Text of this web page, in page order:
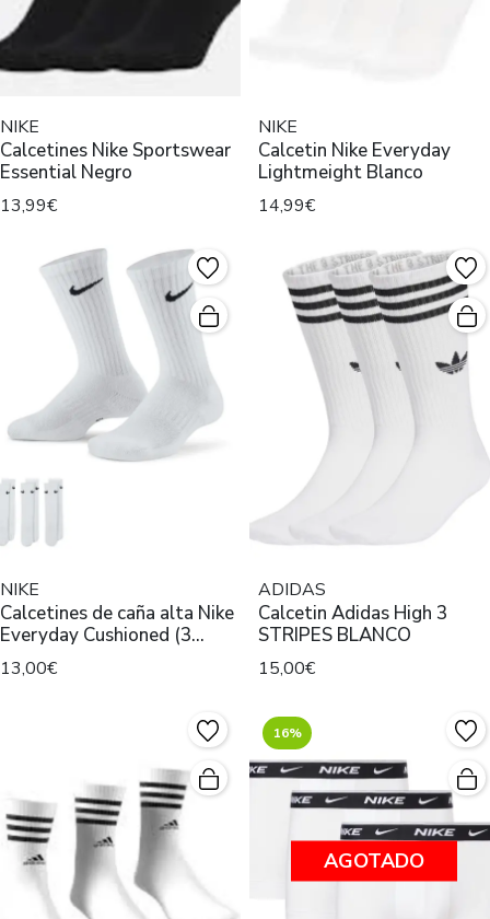
NIKE
Calcetines Nike Sportswear
Essential Negro
13,99€
NIKE
Calcetin Nike Everyday
Lightmeight Blanco
14,99€
NIKE
Calcetines de caña alta Nike
Everyday Cushioned (3
pares)
13,00€
ADIDAS
Calcetin Adidas High 3
STRIPES BLANCO
15,00€
16%
AGOTADO